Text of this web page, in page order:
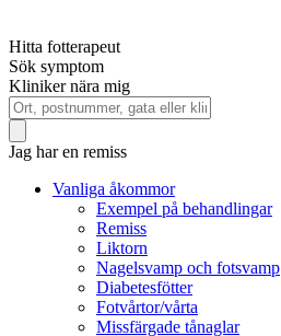
Hitta fotterapeut
Sök symptom
Kliniker nära mig
Jag har en remiss
Vanliga åkommor
Exempel på behandlingar
Remiss
Liktorn
Nagelsvamp och fotsvamp
Diabetesfötter
Fotvårtor/vårta
Missfärgade tånaglar